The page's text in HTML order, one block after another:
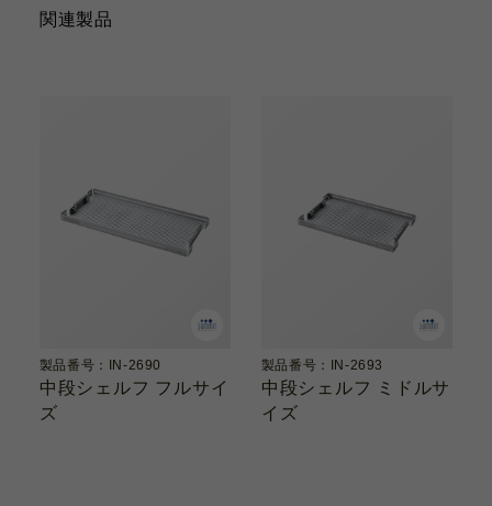
関連製品
製品番号：IN-2690
中段シェルフ フルサイ
ズ
製品番号：IN-2693
中段シェルフ ミドルサ
イズ